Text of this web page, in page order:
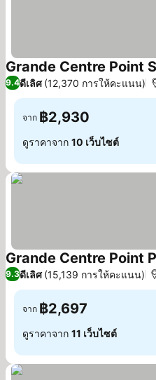
Grande Centre Point
9.4ดีเลิศ (12,370 การให้คะแนน)
จาก ฿2,930
ดูราคาจาก 10 เว็บไซต์
Grande Centre Point
9.3ดีเลิศ (15,139 การให้คะแนน)
จาก ฿2,697
ดูราคาจาก 11 เว็บไซต์